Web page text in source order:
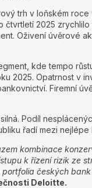
trh v loňském
2025 zrychlilo
Oživení úvěrové
kde tempo
2025. Opatrnost v
Firemní
Podíl
řadí mezi
kombinace
k řízení rizik ze
českých
Deloitte.